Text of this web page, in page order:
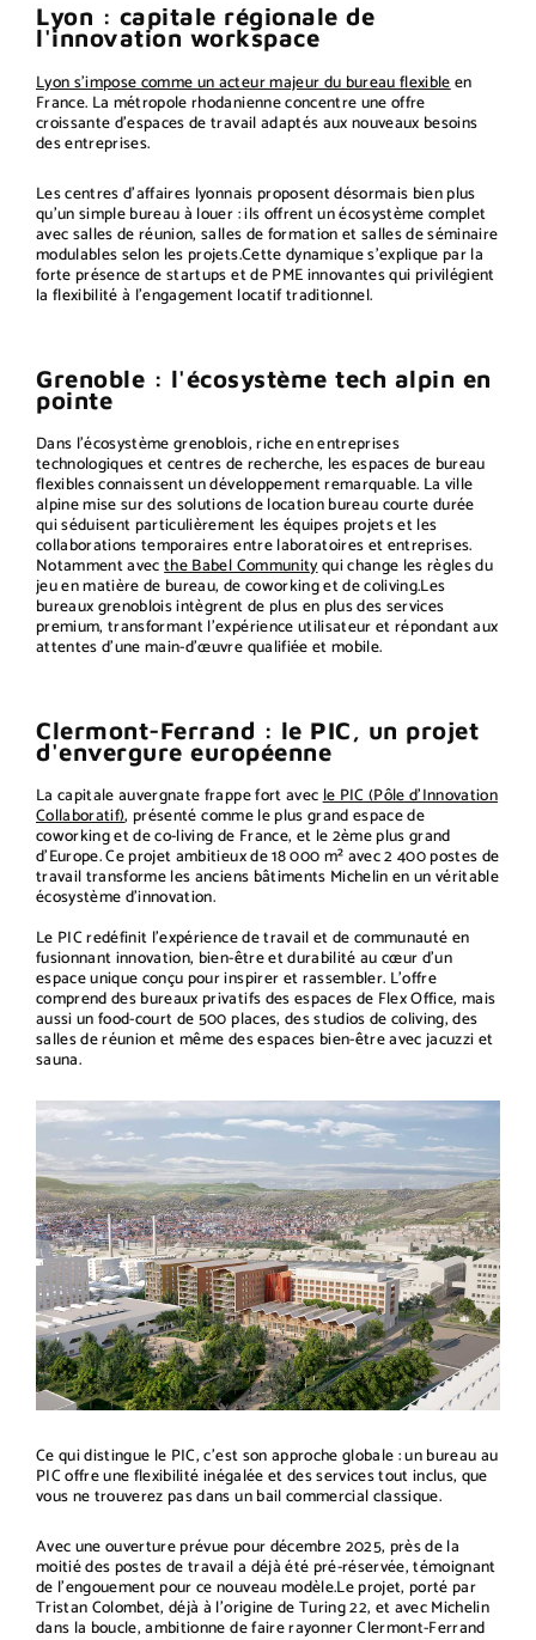
Lyon : capitale régionale de
l'innovation workspace
Lyon s'impose comme un acteur majeur du bureau flexibleen
France. La métropole rhodanienne concentre une offre
croissante d'espaces de travail adaptés aux nouveaux besoins
des entreprises.
Les centres d'affaires lyonnais proposent désormais bien plus
qu'un simple bureau à louer : ils offrent un écosystème complet
avec salles de réunion, salles de formation et salles de séminaire
modulables selon les projets.Cette dynamique s'explique par la
forte présence de startups et de PME innovantes qui privilégient
la flexibilité à l'engagement locatif traditionnel.
Grenoble : l'écosystème tech alpin en
pointe
Dans l'écosystème grenoblois, riche en entreprises
technologiques et centres de recherche, les espaces de bureau
flexibles connaissent un développement remarquable. La ville
alpine mise sur des solutions de location bureau courte durée
qui séduisent particulièrement les équipes projets et les
collaborations temporaires entre laboratoires et entreprises.
Notamment avecthe Babel Communityqui change les règles du
jeu en matière de bureau, de coworking et de coliving.Les
bureaux grenoblois intègrent de plus en plus des services
premium, transformant l'expérience utilisateur et répondant aux
attentes d'une main-d'œuvre qualifiée et mobile.
Clermont-Ferrand : le PIC, un projet
d'envergure européenne
La capitale auvergnate frappe fort avecle PIC (Pôle d'Innovation
Collaboratif), présenté comme le plus grand espace de
coworking et de co-living de France, et le 2ème plus grand
d'Europe. Ce projet ambitieux de 18 000 m² avec 2 400 postes de
travail transforme les anciens bâtiments Michelin en un véritable
écosystème d'innovation.
Le PIC redéfinit l'expérience de travail et de communauté en
fusionnant innovation, bien-être et durabilité au cœur d'un
espace unique conçu pour inspirer et rassembler. L'offre
comprend des bureaux privatifs des espaces de Flex Office, mais
aussi un food-court de 500 places, des studios de coliving, des
salles de réunion et même des espaces bien-être avec jacuzzi et
sauna.
Ce qui distingue le PIC, c'est son approche globale : un bureau au
PIC offre une flexibilité inégalée et des services tout inclus, que
vous ne trouverez pas dans un bail commercial classique.
Avec une ouverture prévue pour décembre 2025, près de la
moitié des postes de travail a déjà été pré-réservée, témoignant
de l'engouement pour ce nouveau modèle.Le projet, porté par
Tristan Colombet, déjà à l'origine de Turing 22, et avec Michelin
dans la boucle, ambitionne de faire rayonner Clermont-Ferrand